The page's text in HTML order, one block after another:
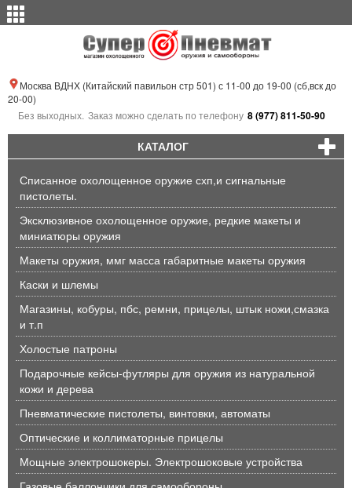
Москва ВДНХ (Китайский павильон стр 501) с 11-00 до 19-00 (сб,вск до
20-00)
Без выходных. Заказ можно сделать по телефону 8 (977) 811-50-90
КАТАЛОГ
Списанное охолощенное оружие схп,и сигнальные
пистолеты.
Эксклюзивное охолощенное оружие, редкие макеты и
миниатюры оружия
Макеты оружия, ммг масса габаритные макеты оружия
Каски и шлемы
Магазины, кобуры, пбс, ремни, прицелы, штык ножи,смазка
и т.п
Холостые патроны
Подарочные кейсы-футляры для оружия из натуральной
кожи и дерева
Пневматические пистолеты, винтовки, автоматы
Оптические и коллиматорные прицелы
Мощные электрошокеры. Электрошоковые устройства